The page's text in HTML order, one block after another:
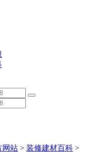
网站 > 装修建材百科 >